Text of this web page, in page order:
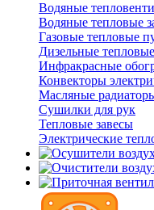
Водяные
Водяные тепловые
Газовые тепловые
Дизельные
Инфракрасные
Конвекторы
Масляные
Сушилки для рук
Тепловые завесы
Электрические